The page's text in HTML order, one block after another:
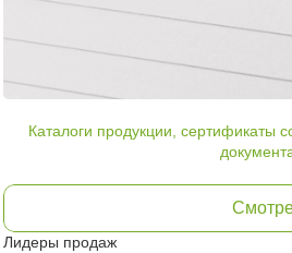
Каталоги продукции, сертификаты
Лидеры продаж